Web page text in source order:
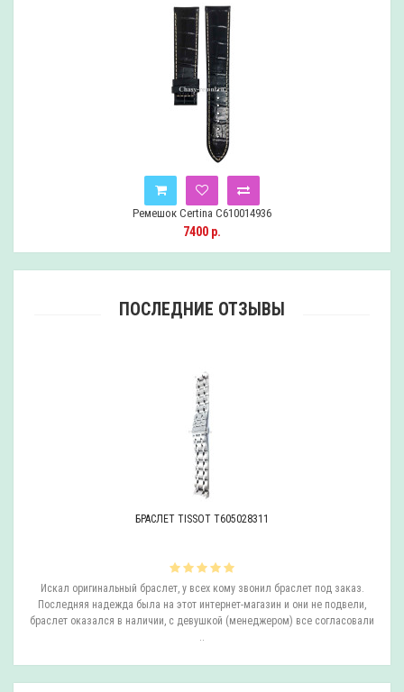
Ремешок Certina C610014936
7400 р.
ПОСЛЕДНИЕ ОТЗЫВЫ
БРАСЛЕТ TISSOT T605028311
Искал оригинальный браслет, у всех кому звонил браслет под заказ.
Последняя надежда была на этот интернет-магазин и они не подвели,
браслет оказался в наличии, с девушкой (менеджером) все согласовали
..